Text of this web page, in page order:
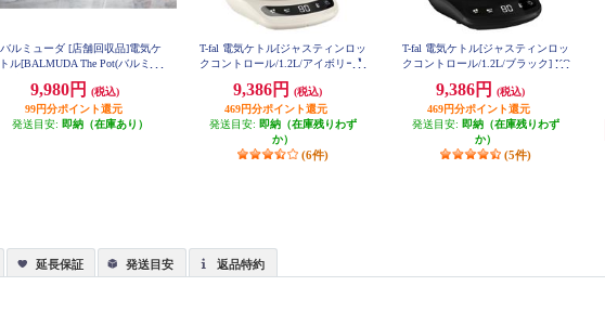
バルミューダ [店舗回収品]電気ケ
トル[BALMUDA The Pot(バルミュ
K-KPT01JP-WH
9,980円
(税込)
99円分ポイント還元
発送目安: 即納（在庫あり）
T-fal 電気ケトル[ジャスティンロッ
クコントロール/1.2L/アイボリー】
9,386円
(税込)
469円分ポイント還元
発送目安: 即納（在庫残りわず
か）
(6件)
T-fal 電気ケトル[ジャスティンロッ
クコントロール/1.2L/ブラック] KO
9,386円
(税込)
469円分ポイント還元
発送目安: 即納（在庫残りわず
か）
(5件)
延長保証 発送目安 返品特約